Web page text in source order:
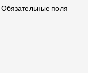
Обязательные поля